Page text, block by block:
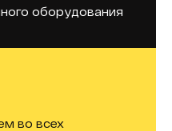
оборудования
во всех